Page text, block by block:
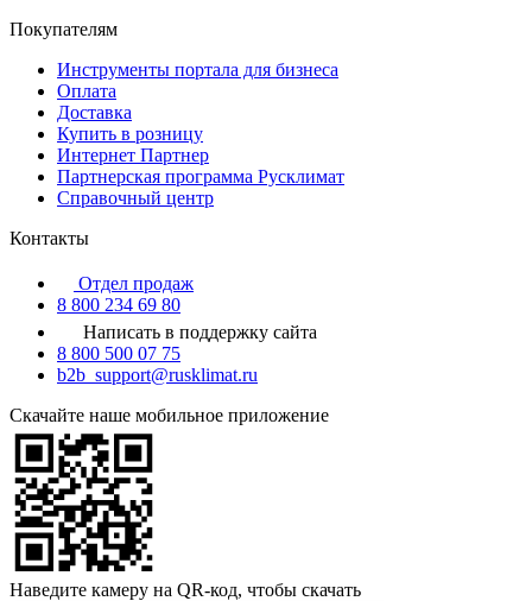
Покупателям
Инструменты портала для бизнеса
Оплата
Доставка
Купить в розницу
Интернет Партнер
Партнерская программа Русклимат
Справочный центр
Контакты
Отдел продаж
8 800 234 69 80
Написать в поддержку сайта
8 800 500 07 75
b2b_support@rusklimat.ru
Скачайте наше мобильное приложение
Наведите камеру на QR-код, чтобы скачать